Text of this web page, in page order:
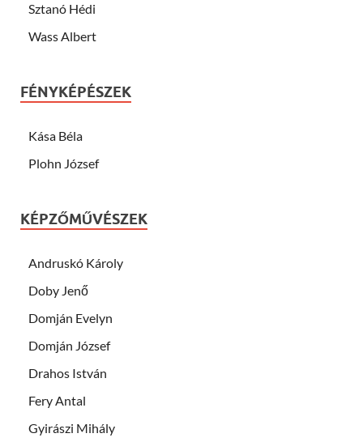
Sztanó Hédi
Wass Albert
FÉNYKÉPÉSZEK
Kása Béla
Plohn József
KÉPZŐMŰVÉSZEK
Andruskó Károly
Doby Jenő
Domján Evelyn
Domján József
Drahos István
Fery Antal
Gyirászi Mihály